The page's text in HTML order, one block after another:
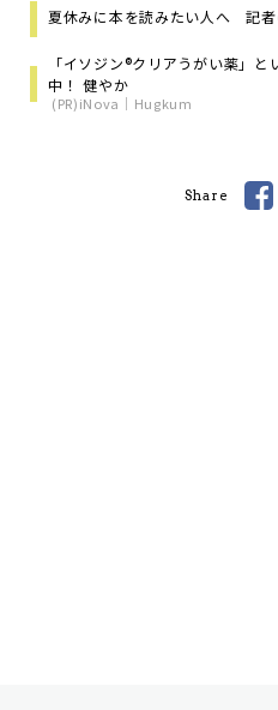
夏休みに本を読みたい人へ 記者
「イソジン®クリアうがい薬」
中！ 健やか
(PR)iNova｜Hugkum
Share